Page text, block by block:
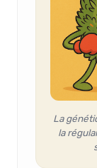
La
la